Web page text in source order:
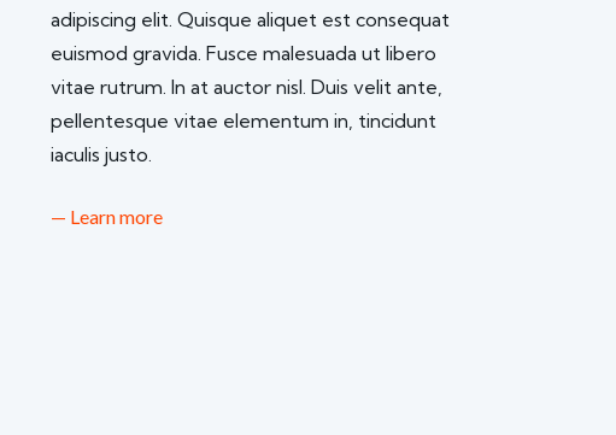
adipiscing elit. Quisque aliquet est consequat
euismod gravida. Fusce malesuada ut libero
vitae rutrum. In at auctor nisl. Duis velit ante,
pellentesque vitae elementum in, tincidunt
iaculis justo.
— Learn more